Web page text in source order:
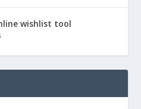
wishlist tool